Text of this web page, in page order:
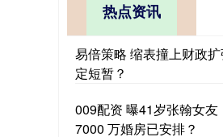
热点资讯
易倍策略 缩表撞上财政
定短暂？
009配资 曝41岁张翰女友
7000 万婚房已安排？